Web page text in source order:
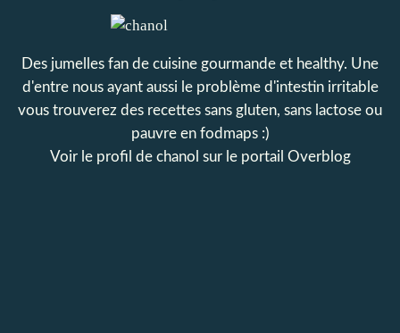
Des jumelles fan de cuisine gourmande et healthy. Une
d'entre nous ayant aussi le problème d'intestin irritable
vous trouverez des recettes sans gluten, sans lactose ou
pauvre en fodmaps :)
Voir le profil de chanol sur le portail Overblog